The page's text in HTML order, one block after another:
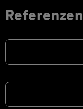
Referenzen